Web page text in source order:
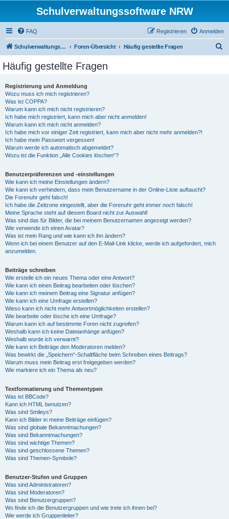
Schulverwaltungssoftware NRW
FAQ Anmelden
Registrieren
Schulverwaltungssoftware NRW Foren-Übersicht Häufig gestellte Fragen
Häufig gestellte Fragen
Registrierung und Anmeldung
Wozu muss ich mich registrieren?
Was ist COPPA?
Warum kann ich mich nicht registrieren?
Ich habe mich registriert, kann mich aber nicht anmelden!
Warum kann ich mich nicht anmelden?
Ich habe mich vor einiger Zeit registriert, kann mich aber nicht mehr anmelden?!
Ich habe mein Passwort vergessen!
Warum werde ich automatisch abgemeldet?
Wozu ist die Funktion „Alle Cookies löschen“?
Benutzerpräferenzen und -einstellungen
Wie kann ich meine Einstellungen ändern?
Wie kann ich verhindern, dass mein Benutzername in der Online-Liste auftaucht?
Die Forenuhr geht falsch!
Ich habe die Zeitzone eingestellt, aber die Forenuhr geht immer noch falsch!
Meine Sprache steht auf diesem Board nicht zur Auswahl!
Was sind das für Bilder, die bei meinem Benutzernamen angezeigt werden?
Wie verwende ich einen Avatar?
Was ist mein Rang und wie kann ich ihn ändern?
Wenn ich bei einem Benutzer auf den E-Mail-Link klicke, werde ich aufgefordert, mich
anzumelden.
Beiträge schreiben
Wie erstelle ich ein neues Thema oder eine Antwort?
Wie kann ich einen Beitrag bearbeiten oder löschen?
Wie kann ich meinem Beitrag eine Signatur anfügen?
Wie kann ich eine Umfrage erstellen?
Wieso kann ich nicht mehr Antwortmöglichkeiten erstellen?
Wie bearbeite oder lösche ich eine Umfrage?
Warum kann ich auf bestimmte Foren nicht zugreifen?
Weshalb kann ich keine Dateianhänge anfügen?
Weshalb wurde ich verwarnt?
Wie kann ich Beiträge den Moderatoren melden?
Was bewirkt die „Speichern“-Schaltfläche beim Schreiben eines Beitrags?
Warum muss mein Beitrag erst freigegeben werden?
Wie markiere ich ein Thema als neu?
Textformatierung und Thementypen
Was ist BBCode?
Kann ich HTML benutzen?
Was sind Smileys?
Kann ich Bilder in meine Beiträge einfügen?
Was sind globale Bekanntmachungen?
Was sind Bekanntmachungen?
Was sind wichtige Themen?
Was sind geschlossene Themen?
Was sind Themen-Symbole?
Benutzer-Stufen und Gruppen
Was sind Administratoren?
Was sind Moderatoren?
Was sind Benutzergruppen?
Wo finde ich die Benutzergruppen und wie trete ich ihnen bei?
Wie werde ich Gruppenleiter?